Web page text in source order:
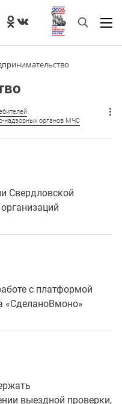
надзорных органов МЧС
Свердловской
с платформой
«СделаноВмоно»
выездной проверки,